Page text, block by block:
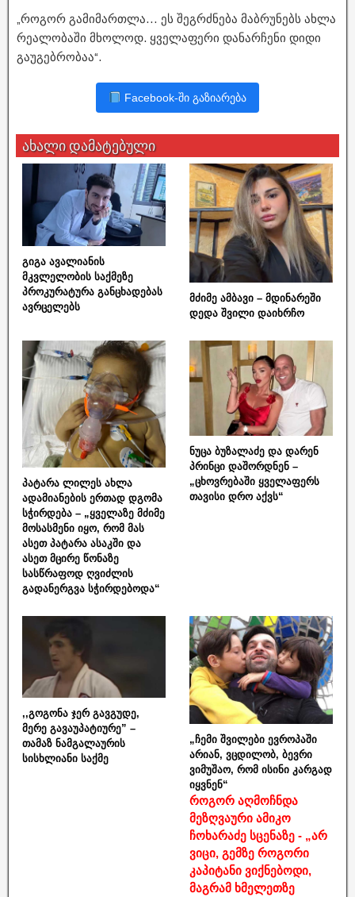
„როგორ გამიმართლა… ეს შეგრძნება მაბრუნებს ახლა
რეალობაში მხოლოდ. ყველაფერი დანარჩენი დიდი
გაუგებრობაა“.
Facebook-ში გაზიარება
ახალი დამატებული
გიგა ავალიანის
მკვლელობის საქმეზე
პროკურატურა განცხადებას
ავრცელებს
მძიმე ამბავი – მდინარეში
დედა შვილი დაიხრჩო
პატარა ლილეს ახლა
ადამიანების ერთად დგომა
სჭირდება – „ყველაზე მძიმე
მოსასმენი იყო, რომ მას
ასეთ პატარა ასაკში და
ასეთ მცირე წონაზე
სასწრაფოდ ღვიძლის
გადანერგვა სჭირდებოდა“
ნუცა ბუზალაძე და დარენ
პრინცი დაშორდნენ –
„ცხოვრებაში ყველაფერს
თავისი დრო აქვს“
,,გოგონა ჯერ გავგუდე,
მერე გავაუპატიურე” –
თამაზ ნამგალაურის
სისხლიანი საქმე
„ჩემი შვილები ევროპაში
არიან, ვცდილობ, ბევრი
ვიმუშაო, რომ ისინი კარგად
იყვნენ“
როგორ აღმოჩნდა
მეზღვაური ამიკო
ჩოხარაძე სცენაზე - „არ
ვიცი, გემზე როგორი
კაპიტანი ვიქნებოდი,
მაგრამ ხმელეთზე